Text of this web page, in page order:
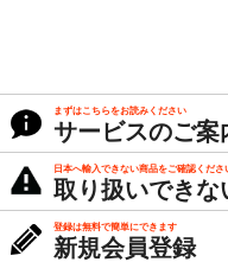
まずはこちらをお読みください
サービスのご案
日本へ輸入できない商品をご確認くださ
取り扱いできな
登録は無料で簡単にできます
新規会員登録